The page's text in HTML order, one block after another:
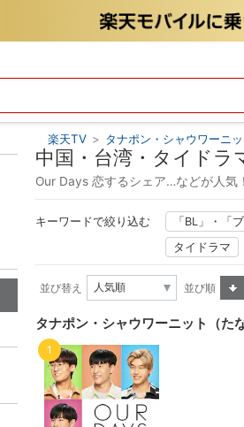
楽天TV > タナポン・シャウワーニ
中国・台湾・タイドラ
Our Days 恋するシェア…などが人気！
キーワードで絞り込む 「BL」・「
タイドラマ
並び替え
並び順
タナポン・シャウワーニット（た
1